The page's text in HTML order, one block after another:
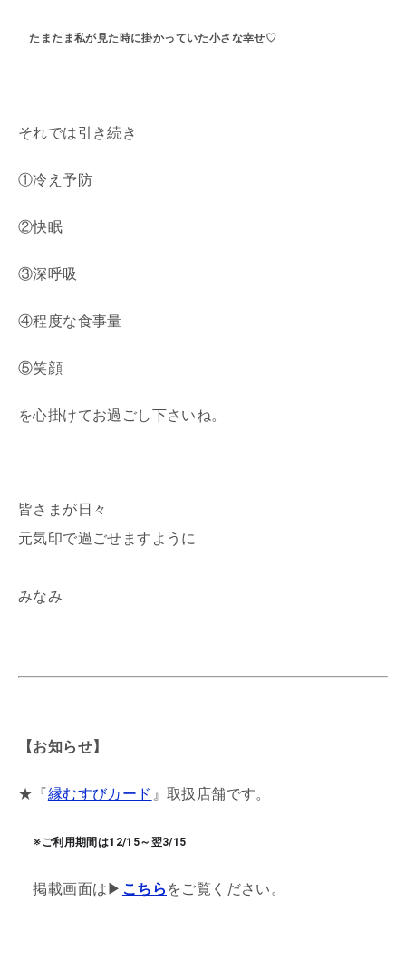
たまたま私が見た時に掛かっていた小さな幸せ♡
それでは引き続き
①冷え予防
②快眠
③深呼吸
④程度な食事量
⑤笑顔
を心掛けてお過ごし下さいね。
皆さまが日々
元気印で過ごせますように
みなみ
【お知らせ】
★『縁むすびカード 』取扱店舗です。
※ご利用期間は12/15～翌3/15
掲載画面は▶ こちら をご覧ください。